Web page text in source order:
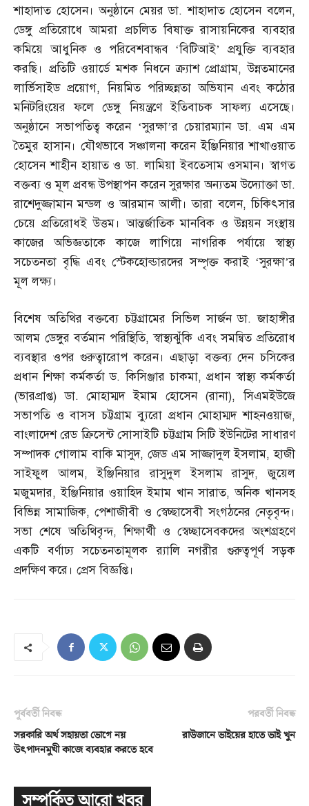
শাহাদাত হোসেন। অনুষ্ঠানে মেয়র ডা.শাহাদাত হোসেন বলেন,
ডেঙ্গু প্রতিরোধে আমরা প্রচলিত বিষাক্ত রাসায়নিকের ব্যবহার
কমিয়ে আধুনিক ও পরিবেশবান্ধব ‘বিটিআই’ প্রযুক্তি ব্যবহার
করছি। প্রতিটি ওয়ার্ডে মশক নিধনে ক্র্যাশ প্রোগ্রাম,উন্নতমানের
লার্ভিসাইড প্রয়োগ,নিয়মিত পরিচ্ছন্নতা অভিযান এবং কঠোর
মনিটরিংয়ের ফলে ডেঙ্গু নিয়ন্ত্রণে ইতিবাচক সাফল্য এসেছে।
অনুষ্ঠানে সভাপতিত্ব করেন ‘সুরক্ষা’র চেয়ারম্যান ডা.এম এম
তৈমুর হাসান। যৌথভাবে সঞ্চালনা করেন ইঞ্জিনিয়ার শাখাওয়াত
হোসেন শাহীন হায়াত ও ডা.লামিয়া ইবতেসাম ওসমান। স্বাগত
বক্তব্য ও মূল প্রবন্ধ উপস্থাপন করেন সুরক্ষার অন্যতম উদ্যোক্তা ডা.
রাশেদুজ্জামান মন্ডল ও আরমান আলী। তারা বলেন,চিকিৎসার
চেয়ে প্রতিরোধই উত্তম। আন্তর্জাতিক মানবিক ও উন্নয়ন সংস্থায়
কাজের অভিজ্ঞতাকে কাজে লাগিয়ে নাগরিক পর্যায়ে স্বাস্থ্য
সচেতনতা বৃদ্ধি এবং স্টেকহোল্ডারদের সম্পৃক্ত করাই ‘সুরক্ষা’র
মূল লক্ষ্য।
বিশেষ অতিথির বক্তব্যে চট্টগ্রামের সিভিল সার্জন ডা.জাহাঙ্গীর
আলম ডেঙ্গুর বর্তমান পরিস্থিতি,স্বাস্থ্যঝুঁকি এবং সমন্বিত প্রতিরোধ
ব্যবস্থার ওপর গুরুত্বারোপ করেন। এছাড়া বক্তব্য দেন চসিকের
প্রধান শিক্ষা কর্মকর্তা ড.কিসিঞ্জার চাকমা,প্রধান স্বাস্থ্য কর্মকর্তা
(ভারপ্রাপ্ত)ডা.মোহাম্মদ ইমাম হোসেন (রানা),সিএমইউজে
সভাপতি ও বাসস চট্টগ্রাম ব্যুরো প্রধান মোহাম্মদ শাহনওয়াজ,
বাংলাদেশ রেড ক্রিসেন্ট সোসাইটি চট্টগ্রাম সিটি ইউনিটের সাধারণ
সম্পাদক গোলাম বাকি মাসুদ, জেড এম সাজ্জাদুল ইসলাম,হাজী
সাইফুল আলম,ইঞ্জিনিয়ার রাসুদুল ইসলাম রাসুদ,জুয়েল
মজুমদার,ইঞ্জিনিয়ার ওয়াহিদ ইমাম খান সারাত,অনিক খানসহ
বিভিন্ন সামাজিক, পেশাজীবী ও স্বেচ্ছাসেবী সংগঠনের নেতৃবৃন্দ।
সভা শেষে অতিথিবৃন্দ,শিক্ষার্থী ও স্বেচ্ছাসেবকদের অংশগ্রহণে
একটি বর্ণাঢ্য সচেতনতামূলক র‌্যালি নগরীর গুরুত্বপূর্ণ সড়ক
প্রদক্ষিণ করে। প্রেস বিজ্ঞপ্তি।
পূর্ববর্তী নিবন্ধ
সরকারি অর্থ সহায়তা ভোগে নয়
উৎপাদনমুখী কাজে ব্যবহার করতে হবে
পরবর্তী নিবন্ধ
রাউজানে ভাইয়ের হাতে ভাই খুন
সম্পর্কিত আরো খবর